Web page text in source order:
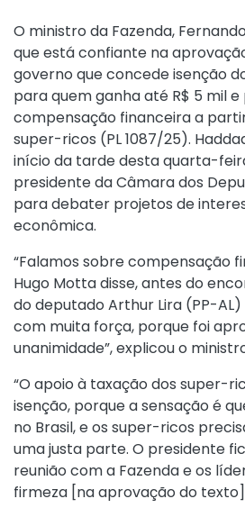
O ministro da Fazenda,
que está confiante na
governo que concede isenção
para quem ganha até R$ 5 mil
compensação financeira a
super-ricos (PL 1087/25).
início da tarde desta quarta-
presidente da Câmara dos
para debater projetos de
econômica.
“Falamos sobre compensação
Hugo Motta disse, antes do
do deputado Arthur Lira (PP-
com muita força, porque foi
unanimidade”, explicou o
“O apoio à taxação dos super-
isenção, porque a sensação é
no Brasil, e os super-ricos
uma justa parte. O presidente
reunião com a Fazenda e os
firmeza [na aprovação do